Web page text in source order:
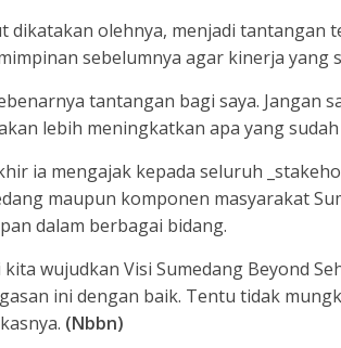
dikatakan olehnya, menjadi tantangan
sebelumnya agar kinerja yang
tantangan bagi saya. Jangan
lebih meningkatkan apa yang
ia mengajak kepada seluruh
maupun komponen masyarakat
dalam berbagai bidang.
kita wujudkan Visi Sumedang Beyond
ini dengan baik. Tentu tidak
(Nbbn)